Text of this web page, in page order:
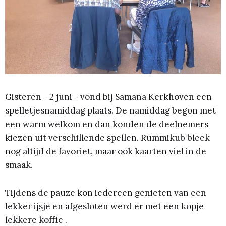
Gisteren - 2 juni - vond bij Samana Kerkhoven een
spelletjesnamiddag plaats. De namiddag begon met
een warm welkom en dan konden de deelnemers
kiezen uit verschillende spellen. Rummikub bleek
nog altijd de favoriet, maar ook kaarten viel in de
smaak.
Tijdens de pauze kon iedereen genieten van een
lekker ijsje en afgesloten werd er met een kopje
lekkere koffie .